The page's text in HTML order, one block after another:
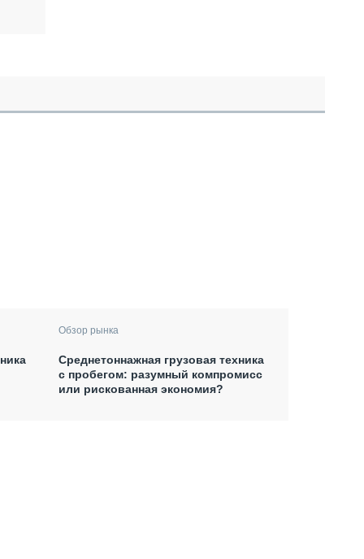
Обзор рынка
Среднетоннажная грузовая техника
с пробегом: разумный компромисс
или рискованная экономия?